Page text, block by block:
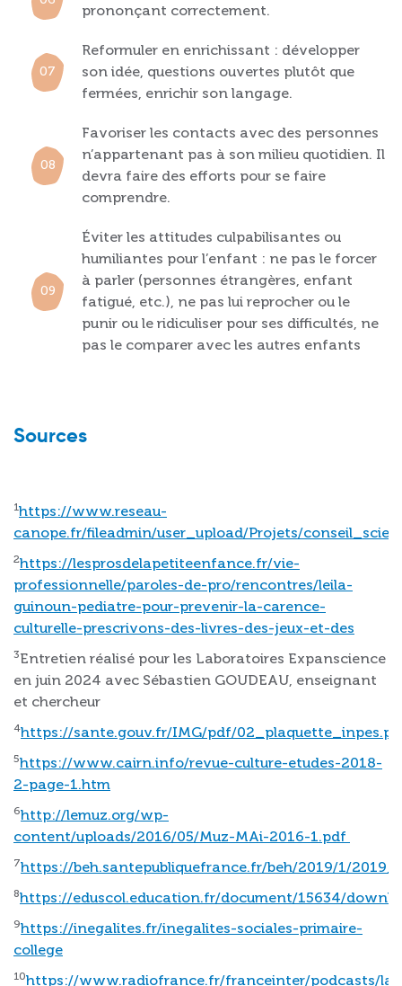
prononçant correctement.
Reformuler en enrichissant : développer
son idée, questions ouvertes plutôt que
fermées, enrichir son langage.
Favoriser les contacts avec des personnes
n’appartenant pas à son milieu quotidien. Il
devra faire des efforts pour se faire
comprendre.
Éviter les attitudes culpabilisantes ou
humiliantes pour l’enfant : ne pas le forcer
à parler (personnes étrangères, enfant
fatigué, etc.), ne pas lui reprocher ou le
punir ou le ridiculiser pour ses difficultés, ne
pas le comparer avec les autres enfants
Sources
1https://www.reseau-
canope.fr/fileadmin/user_upload/Projets/
2https://lesprosdelapetiteenfance.fr/vie-
professionnelle/paroles-de-pro/rencontres/leila-
guinoun-pediatre-pour-prevenir-la-carence-
culturelle-prescrivons-des-livres-des-jeux-et-des
3Entretien réalisé pour les Laboratoires Expanscience
en juin 2024 avec Sébastien GOUDEAU, enseignant
et chercheur
4https://sante.gouv.fr/IMG/pdf/
5https://www.cairn.info/revue-culture-etudes-2018-
2-page-1.htm
6http://lemuz.org/wp-
content/uploads/2016/05/Muz-MAi-2016-1.pdf
7https://beh.santepubliquefrance.fr/beh/2019/1/
8https://eduscol.education.fr/document/15634/
9https://inegalites.fr/inegalites-sociales-primaire-
college
10https://www.radiofrance.fr/franceinter/podcasts/la-